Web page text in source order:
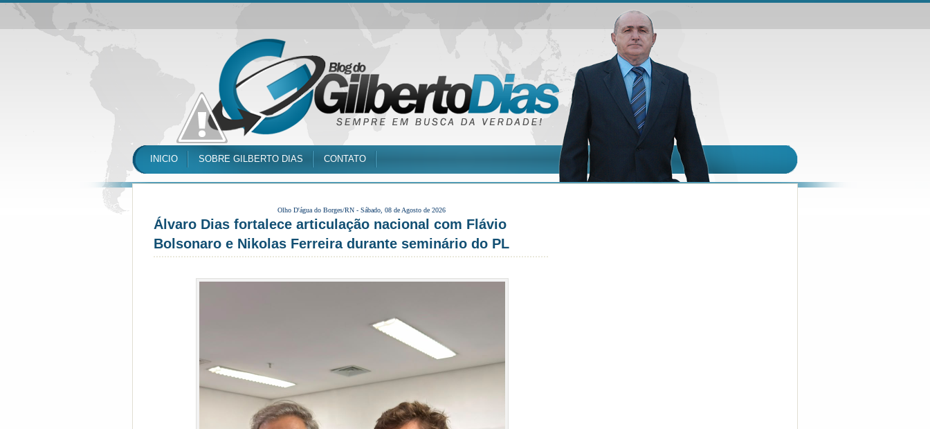
INICIO SOBRE GILBERTO DIAS CONTATO
Olho D'água do Borges/RN - Sábado, 08 de Agosto de 2026
Álvaro Dias fortalece articulação nacional com Flávio
Bolsonaro e Nikolas Ferreira durante seminário do PL